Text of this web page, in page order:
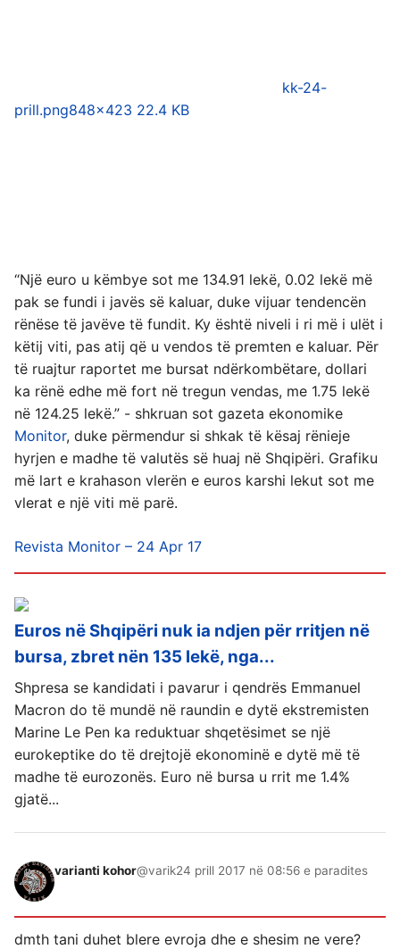
kk-24-
prill.png848×423 22.4 KB
“Një euro u këmbye sot me 134.91 lekë, 0.02 lekë më
pak se fundi i javës së kaluar, duke vijuar tendencën
rënëse të javëve të fundit. Ky është niveli i ri më i ulët i
këtij viti, pas atij që u vendos të premten e kaluar. Për
të ruajtur raportet me bursat ndërkombëtare, dollari
ka rënë edhe më fort në tregun vendas, me 1.75 lekë
në 124.25 lekë.” - shkruan sot gazeta ekonomike
Monitor, duke përmendur si shkak të kësaj rënieje
hyrjen e madhe të valutës së huaj në Shqipëri. Grafiku
më lart e krahason vlerën e euros karshi lekut sot me
vlerat e një viti më parë.
Revista Monitor – 24 Apr 17
Euros në Shqipëri nuk ia ndjen për rritjen në
bursa, zbret nën 135 lekë, nga...
Shpresa se kandidati i pavarur i qendrës Emmanuel
Macron do të mundë në raundin e dytë ekstremisten
Marine Le Pen ka reduktuar shqetësimet se një
eurokeptike do të drejtojë ekonominë e dytë më të
madhe të eurozonës. Euro në bursa u rrit me 1.4%
gjatë...
varianti kohor@varik24 prill 2017 në 08:56 e paradites
dmth tani duhet blere evroja dhe e shesim ne vere?